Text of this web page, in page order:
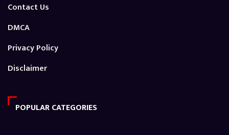
Contact Us
DMCA
Privacy Policy
Disclaimer
POPULAR CATEGORIES